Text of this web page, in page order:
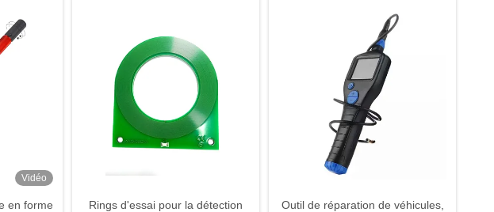
Vidéo
en forme
Rings d'essai pour la détection
Outil de réparation de véhicules,